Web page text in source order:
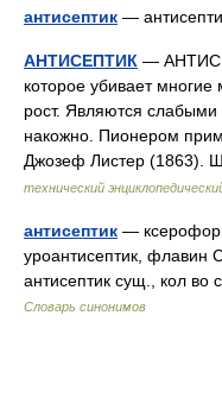
антисептик —
АНТИСЕПТИК —
которое убивает
рост. Являются
накожно. Пионером
Джозеф Листер (1863).
технический
антисептик —
уроантисептик, флавин
антисептик сущ., кол во
Словарь синонимов